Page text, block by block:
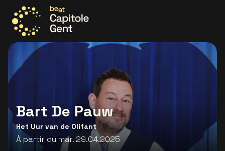
Allez à la page d'accueil
Bart De Pauw
Het Uur van de Olifant
À partir du mar. 29.04.2025